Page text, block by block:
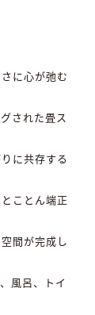
に心が弛む
された畳ス
に共存する
ことん端正
間が完成し
風呂、トイ